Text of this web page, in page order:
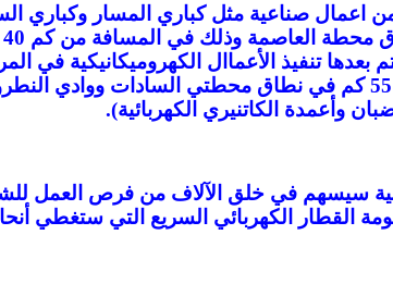
اعمال صناعية مثل كباري المسار وكباري
وأعمدة الكاتنيري الكهربائية).
سيسهم في خلق الآلاف من فرص العمل
القطار الكهربائي السريع التي ستغطي